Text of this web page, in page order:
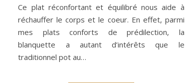
Ce plat réconfortant et équilibré nous aide à
réchauffer le corps et le coeur. En effet, parmi
mes plats conforts de prédilection, la
blanquette a autant d’intérêts que le
traditionnel pot au…